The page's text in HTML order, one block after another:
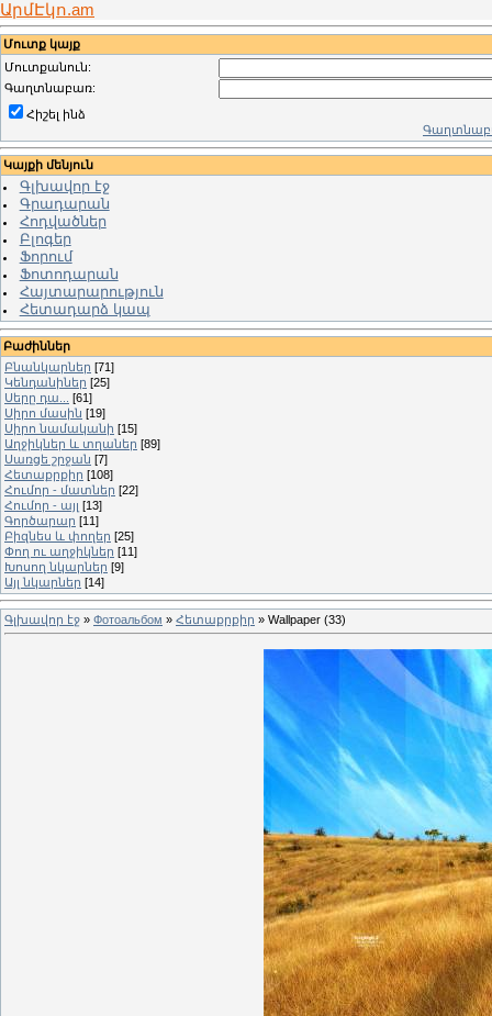
ԱրմԷկո.am
Մուտք կայք
Մուտքանուն:
Գաղտնաբառ:
Հիշել ինձ
Կայքի մենյուն
Գլխավոր էջ
Գրադարան
Հոդվածներ
Բլոգեր
Ֆորում
Ֆոտոդարան
Հայտարարություն
Հետադարձ կապ
Բաժիններ
Բնանկարներ [71]
Կենդանիներ [25]
Սերը դա...
[61]
Սիրո մասին [19]
Սիրո նամականի [15]
Աղջիկներ և տղաներ [89]
Սառցե շրջան [7]
Հետաքրքիր [108]
Հումոր - մատներ [22]
Հումոր - այլ [13]
Գործարար [11]
Բիզնես և փողեր [25]
Փող ու աղջիկներ [11]
Խոսող նկարներ [9]
Այլ նկարներ [14]
Գլխավոր էջ » Фотоальбом » Հետաքրքիր » Wallpaper (33)